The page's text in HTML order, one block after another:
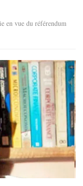
en vue du référendum